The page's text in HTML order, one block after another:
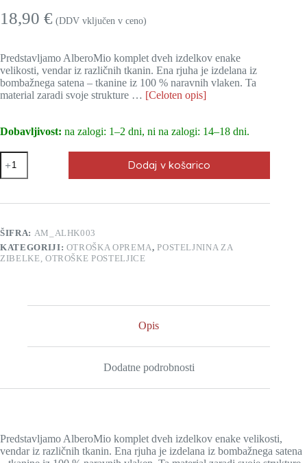
18,90 € (DDV vključen v ceno)
Predstavljamo AlberoMio komplet dveh izdelkov enake
velikosti, vendar iz različnih tkanin. Ena rjuha je izdelana iz
bombažnega satena – tkanine iz 100 % naravnih vlaken. Ta
material zaradi svoje strukture … [Celoten opis]
Dobavljivost: na zalogi: 1–2 dni, ni na zalogi: 14–18 dni.
Rjuha
za
mojzesovo
AlberoMio
Koala
2Pack
količina
Dodaj v košarico
ŠIFRA: AM_ALHK003
KATEGORIJI: OTROŠKA OPREMA,POSTELJNINA ZA
ZIBELKE, OTROŠKE POSTELJICE
Opis
Dodatne podrobnosti
Predstavljamo AlberoMio komplet dveh izdelkov enake velikosti,
vendar iz različnih tkanin. Ena rjuha je izdelana iz bombažnega satena